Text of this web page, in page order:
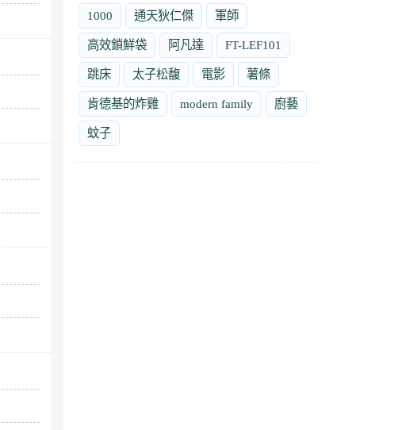
1000 通天狄仁傑 軍師
高效鎖鮮袋 阿凡達 FT-LEF101
跳床 太子松馥 電影 薯條
肯德基的炸雞 modern family 廚藝
蚊子